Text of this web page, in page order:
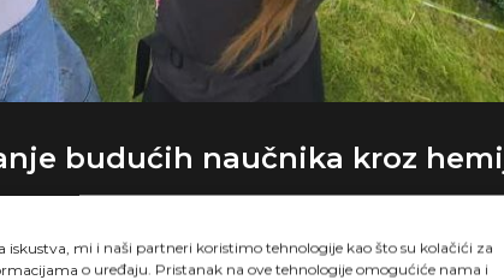
iskustva, mi i naši partneri koristimo tehnologije kao što su kolačići za
o uređaju. Pristanak na ove tehnologije omogućiće nama i
budućih naučnika kroz
iz
Ova dugogodišnja saradnja ima za cilj da